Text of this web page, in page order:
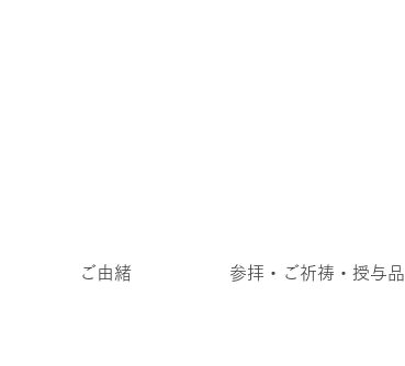
ご由緒 参拝・ご祈祷・授与品